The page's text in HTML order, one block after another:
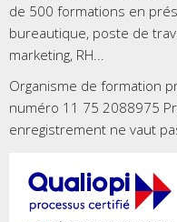
de 500 formations en
bureautique, poste de
marketing, RH...
Organisme de formation
numéro 11 75 2088975
enregistrement ne vaut